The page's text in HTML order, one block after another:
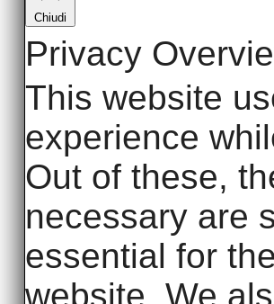
Chiudi
Privacy
This website
experience
Out of these,
necessary are
essential for
website. We